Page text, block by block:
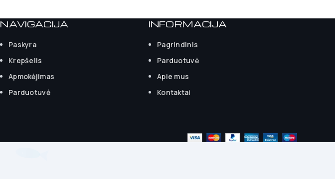
NAVIGACIJA
Paskyra
Krepšelis
Apmokėjimas
Parduotuvė
INFORMACIJA
Pagrindinis
Parduotuvė
Apie mus
Kontaktai